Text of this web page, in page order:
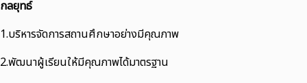
กลยุทธ์
1.บริหารจัดการสถานศึกษาอย่างมีคุณภาพ
2.พัฒนาผู้เรียนให้มีคุณภาพได้มาตรฐาน